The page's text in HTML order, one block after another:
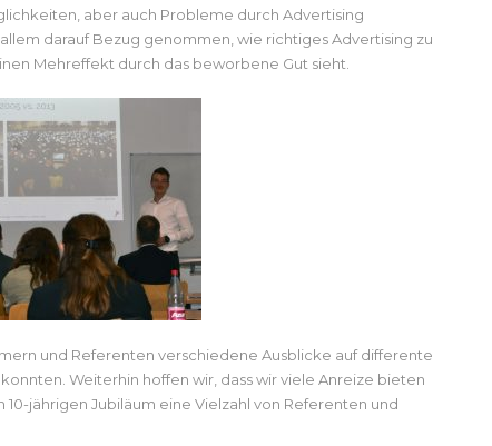
aber auch Probleme durch Advertising
darauf Bezug genommen, wie richtiges Advertising zu
Mehreffekt durch das beworbene Gut sieht.
und Referenten verschiedene Ausblicke auf differente
Weiterhin hoffen wir, dass wir viele Anreize bieten
jährigen Jubiläum eine Vielzahl von Referenten und